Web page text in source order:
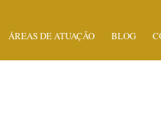
ÁREAS DE ATUAÇÃO BLOG